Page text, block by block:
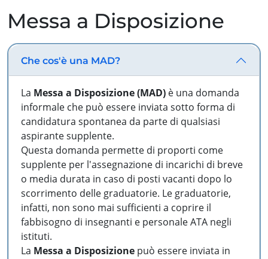
Messa a Disposizione
Che cos'è una MAD?
La Messa a Disposizione (MAD) è una domanda
informale che può essere inviata sotto forma di
candidatura spontanea da parte di qualsiasi
aspirante supplente.
Questa domanda permette di proporti come
supplente per l'assegnazione di incarichi di breve
o media durata in caso di posti vacanti dopo lo
scorrimento delle graduatorie. Le graduatorie,
infatti, non sono mai sufficienti a coprire il
fabbisogno di insegnanti e personale ATA negli
istituti.
La Messa a Disposizione può essere inviata in